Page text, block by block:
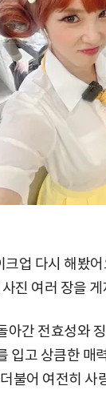
업 다시 해봤
진 여러 장을
아간 전효성와
입고 상큼한 매
불어 여전히 사